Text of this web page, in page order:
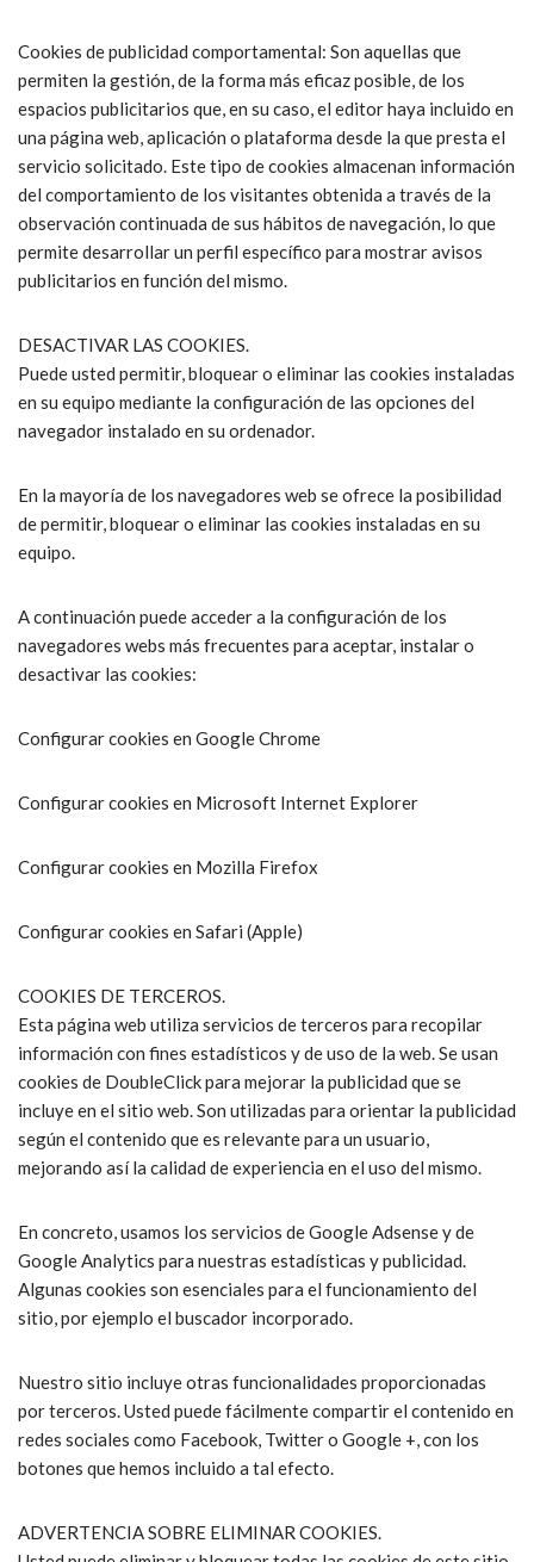
Cookies de publicidad comportamental: Son aquellas que
permiten la gestión, de la forma más eficaz posible, de los
espacios publicitarios que, en su caso, el editor haya incluido en
una página web, aplicación o plataforma desde la que presta el
servicio solicitado. Este tipo de cookies almacenan información
del comportamiento de los visitantes obtenida a través de la
observación continuada de sus hábitos de navegación, lo que
permite desarrollar un perfil específico para mostrar avisos
publicitarios en función del mismo.
DESACTIVAR LAS COOKIES.
Puede usted permitir, bloquear o eliminar las cookies instaladas
en su equipo mediante la configuración de las opciones del
navegador instalado en su ordenador.
En la mayoría de los navegadores web se ofrece la posibilidad
de permitir, bloquear o eliminar las cookies instaladas en su
equipo.
A continuación puede acceder a la configuración de los
navegadores webs más frecuentes para aceptar, instalar o
desactivar las cookies:
Configurar cookies en Google Chrome
Configurar cookies en Microsoft Internet Explorer
Configurar cookies en Mozilla Firefox
Configurar cookies en Safari (Apple)
COOKIES DE TERCEROS.
Esta página web utiliza servicios de terceros para recopilar
información con fines estadísticos y de uso de la web. Se usan
cookies de DoubleClick para mejorar la publicidad que se
incluye en el sitio web. Son utilizadas para orientar la publicidad
según el contenido que es relevante para un usuario,
mejorando así la calidad de experiencia en el uso del mismo.
En concreto, usamos los servicios de Google Adsense y de
Google Analytics para nuestras estadísticas y publicidad.
Algunas cookies son esenciales para el funcionamiento del
sitio, por ejemplo el buscador incorporado.
Nuestro sitio incluye otras funcionalidades proporcionadas
por terceros. Usted puede fácilmente compartir el contenido en
redes sociales como Facebook, Twitter o Google +, con los
botones que hemos incluido a tal efecto.
ADVERTENCIA SOBRE ELIMINAR COOKIES.